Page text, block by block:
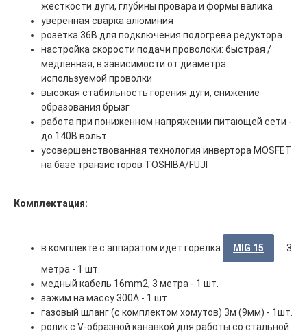
жесткости дуги, глубины провара и формы валика
уверенная сварка алюминия
розетка 36В для подключения подогрева редуктора
настройка скорости подачи проволоки: быстрая /
медленная, в зависимости от диаметра
используемой проволки
высокая стабильность горения дуги, снижение
образования брызг
работа при пониженном напряжении питающей сети -
до 140В вольт
усовершенствованная технология инвертора MOSFET
на базе транзисторов TOSHIBA/FUJI
Комплектация:
в комплекте с аппаратом идёт горелка MIG 15
3
метра - 1 шт.
медный кабель 16mm2, 3 метра - 1 шт.
зажим на массу 300А - 1 шт.
газовый шланг (с комплектом хомутов) 3м (9мм) - 1шт.
ролик с V-образной канавкой для работы со стальной
ООО "ФорАвтоКом" Главная
Доставка и оплата